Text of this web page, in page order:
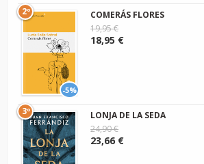
-5%
2º
COMERÁS FLORES
19,95 €
18,95 €
3º
LONJA DE LA SEDA
24,90 €
23,66 €